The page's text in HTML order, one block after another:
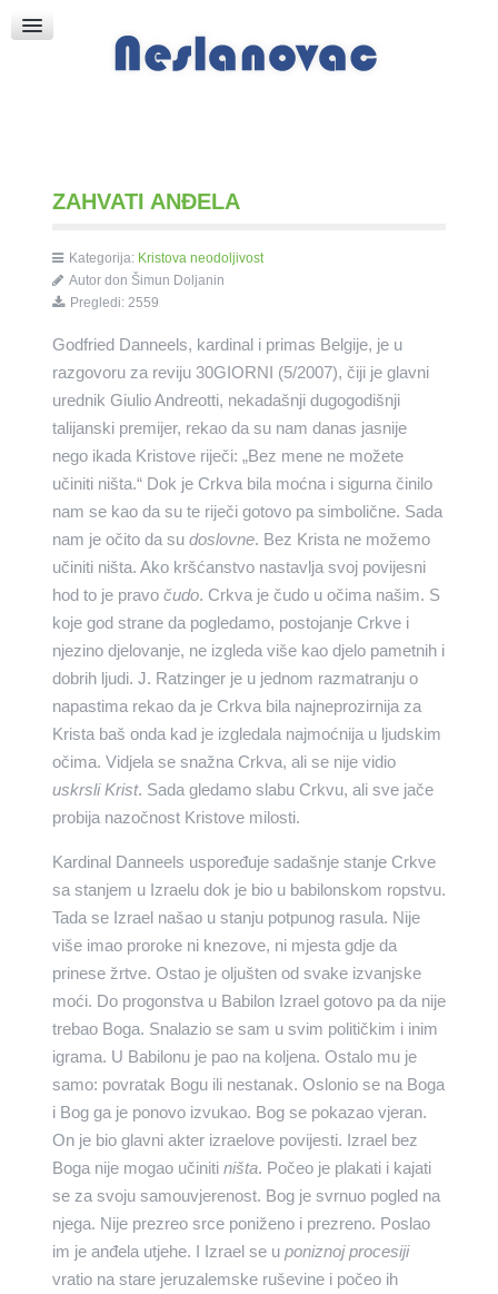
Crkva sv. Marka
Put k Bogu
ZAHVATI ANĐELA
Kategorija: Kristova neodoljivost
Autor don Šimun Doljanin
Pregledi: 2559
Godfried Danneels, kardinal i primas Belgije, je u
razgovoru za reviju 30GIORNI (5/2007), čiji je glavni
urednik Giulio Andreotti, nekadašnji dugogodišnji
talijanski premijer, rekao da su nam danas jasnije
nego ikada Kristove riječi: „Bez mene ne možete
učiniti ništa.“ Dok je Crkva bila moćna i sigurna činilo
nam se kao da su te riječi gotovo pa simbolične. Sada
nam je očito da su doslovne. Bez Krista ne možemo
učiniti ništa. Ako kršćanstvo nastavlja svoj povijesni
hod to je pravo čudo. Crkva je čudo u očima našim. S
koje god strane da pogledamo, postojanje Crkve i
njezino djelovanje, ne izgleda više kao djelo pametnih i
dobrih ljudi. J. Ratzinger je u jednom razmatranju o
napastima rekao da je Crkva bila najneprozirnija za
Krista baš onda kad je izgledala najmoćnija u ljudskim
očima. Vidjela se snažna Crkva, ali se nije vidio
uskrsli Krist. Sada gledamo slabu Crkvu, ali sve jače
probija nazočnost Kristove milosti.
Kardinal Danneels uspoređuje sadašnje stanje Crkve
sa stanjem u Izraelu dok je bio u babilonskom ropstvu.
Tada se Izrael našao u stanju potpunog rasula. Nije
više imao proroke ni knezove, ni mjesta gdje da
prinese žrtve. Ostao je oljušten od svake izvanjske
moći. Do progonstva u Babilon Izrael gotovo pa da nije
trebao Boga. Snalazio se sam u svim političkim i inim
igrama. U Babilonu je pao na koljena. Ostalo mu je
samo: povratak Bogu ili nestanak. Oslonio se na Boga
i Bog ga je ponovo izvukao. Bog se pokazao vjeran.
On je bio glavni akter izraelove povijesti. Izrael bez
Boga nije mogao učiniti ništa. Počeo je plakati i kajati
se za svoju samouvjerenost. Bog je svrnuo pogled na
njega. Nije prezreo srce poniženo i prezreno. Poslao
im je anđela utjehe. I Izrael se u poniznoj procesiji
vratio na stare jeruzalemske ruševine i počeo ih